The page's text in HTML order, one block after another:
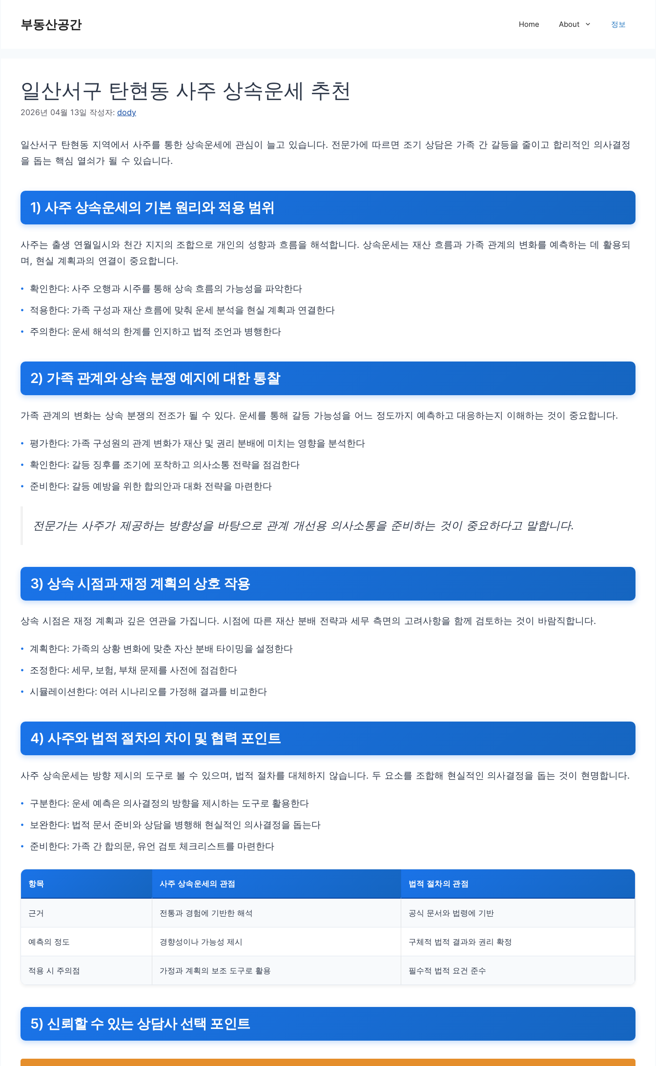
부동산공간 Home About 정보
일산서구 탄현동 사주 상속운세 추천
2026년 04월 13일 작성자: dody
일산서구 탄현동 지역에서 사주를 통한 상속운세에 관심이 늘고 있습니다. 전문가에 따르면 조기 상담은 가족 간 갈등을 줄이고 합리적인 의사결정
을 돕는 핵심 열쇠가 될 수 있습니다.
1) 사주 상속운세의 기본 원리와 적용 범위
사주는 출생 연월일시와 천간 지지의 조합으로 개인의 성향과 흐름을 해석합니다. 상속운세는 재산 흐름과 가족 관계의 변화를 예측하는 데 활용되
며, 현실 계획과의 연결이 중요합니다.
확인한다: 사주 오행과 시주를 통해 상속 흐름의 가능성을 파악한다
적용한다: 가족 구성과 재산 흐름에 맞춰 운세 분석을 현실 계획과 연결한다
주의한다: 운세 해석의 한계를 인지하고 법적 조언과 병행한다
2) 가족 관계와 상속 분쟁 예지에 대한 통찰
가족 관계의 변화는 상속 분쟁의 전조가 될 수 있다. 운세를 통해 갈등 가능성을 어느 정도까지 예측하고 대응하는지 이해하는 것이 중요합니다.
평가한다: 가족 구성원의 관계 변화가 재산 및 권리 분배에 미치는 영향을 분석한다
확인한다: 갈등 징후를 조기에 포착하고 의사소통 전략을 점검한다
준비한다: 갈등 예방을 위한 합의안과 대화 전략을 마련한다
전문가는 사주가 제공하는 방향성을 바탕으로 관계 개선용 의사소통을 준비하는 것이 중요하다고 말합니다.
3) 상속 시점과 재정 계획의 상호 작용
상속 시점은 재정 계획과 깊은 연관을 가집니다. 시점에 따른 재산 분배 전략과 세무 측면의 고려사항을 함께 검토하는 것이 바람직합니다.
계획한다: 가족의 상황 변화에 맞춘 자산 분배 타이밍을 설정한다
조정한다: 세무, 보험, 부채 문제를 사전에 점검한다
시뮬레이션한다: 여러 시나리오를 가정해 결과를 비교한다
4) 사주와 법적 절차의 차이 및 협력 포인트
사주 상속운세는 방향 제시의 도구로 볼 수 있으며, 법적 절차를 대체하지 않습니다. 두 요소를 조합해 현실적인 의사결정을 돕는 것이 현명합니다.
구분한다: 운세 예측은 의사결정의 방향을 제시하는 도구로 활용한다
보완한다: 법적 문서 준비와 상담을 병행해 현실적인 의사결정을 돕는다
준비한다: 가족 간 합의문, 유언 검토 체크리스트를 마련한다
항목 사주 상속운세의 관점 법적 절차의 관점
근거 전통과 경험에 기반한 해석 공식 문서와 법령에 기반
예측의 정도 경향성이나 가능성 제시 구체적 법적 결과와 권리 확정
적용 시 주의점 가정과 계획의 보조 도구로 활용 필수적 법적 요건 준수
5) 신뢰할 수 있는 상담사 선택 포인트